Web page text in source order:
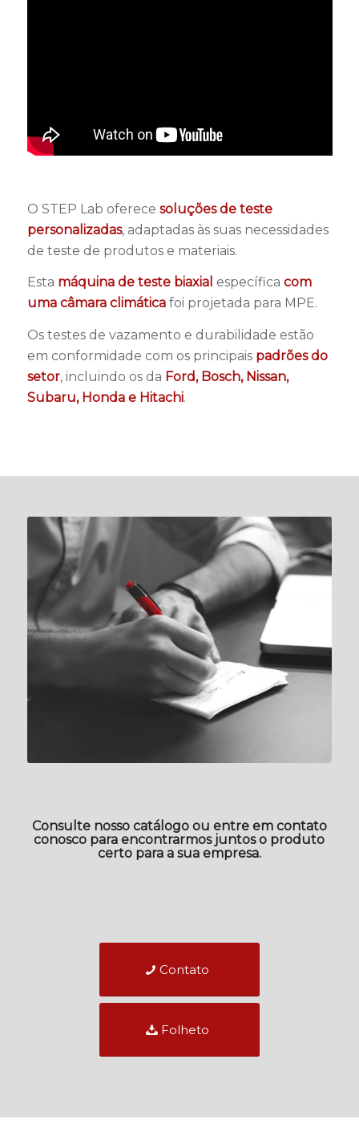
O STEP Lab oferece soluções de teste
personalizadas, adaptadas às suas necessidades
de teste de produtos e materiais.
Esta máquina de teste biaxial específica com
uma câmara climáticafoi projetada para MPE.
Os testes de vazamento e durabilidade estão
em conformidade com os principais padrões do
setor, incluindo os da Ford, Bosch, Nissan,
Subaru, Honda e Hitachi.
Consulte nosso catálogo ou entre em contato
conosco para encontrarmos juntos o produto
certo para a sua empresa.
Contato
Folheto